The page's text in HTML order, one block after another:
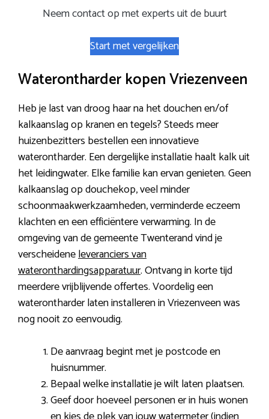
Neem contact op met experts uit de buurt
Start met vergelijken
Waterontharder kopen Vriezenveen
Heb je last van droog haar na het douchen en/of
kalkaanslag op kranen en tegels? Steeds meer
huizenbezitters bestellen een innovatieve
waterontharder. Een dergelijke installatie haalt kalk uit
het leidingwater. Elke familie kan ervan genieten. Geen
kalkaanslag op douchekop, veel minder
schoonmaakwerkzaamheden, verminderde eczeem
klachten en een efficiëntere verwarming. In de
omgeving van de gemeente Twenterand vind je
verscheideneleveranciers van
wateronthardingsapparatuur. Ontvang in korte tijd
meerdere vrijblijvende offertes. Voordelig een
waterontharder laten installeren in Vriezenveen was
nog nooit zo eenvoudig.
De aanvraag begint met je postcode en
huisnummer.
Bepaal welke installatie je wilt laten plaatsen.
Geef door hoeveel personen er in huis wonen